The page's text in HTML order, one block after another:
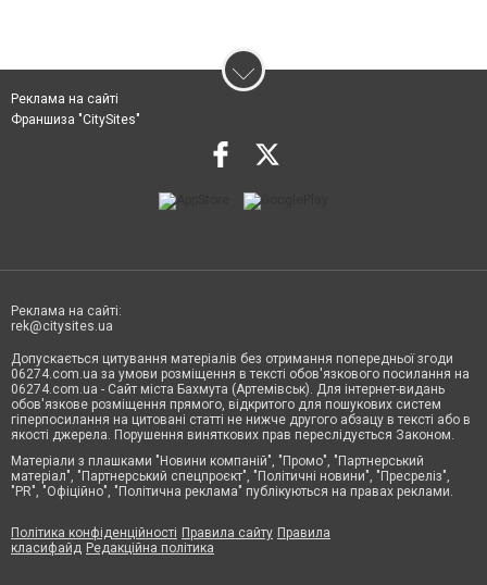
Реклама на сайті
Франшиза "CitySites"
Реклама на сайті:
rek@citysites.ua
Допускається цитування матеріалів без отримання попередньої згоди
06274.com.ua за умови розміщення в тексті обов'язкового посилання на
06274.com.ua - Сайт міста Бахмута (Артемівськ). Для інтернет-видань
обов'язкове розміщення прямого, відкритого для пошукових систем
гіперпосилання на цитовані статті не нижче другого абзацу в тексті або в
якості джерела. Порушення виняткових прав переслідується Законом.
Матеріали з плашками "Новини компаній", "Промо", "Партнерський
матеріал", "Партнерський спецпроєкт", "Політичні новини", "Пресреліз",
"PR", "Офіційно", "Політична реклама" публікуються на правах реклами.
Політика конфіденційності Правила сайту Правила
класифайд Редакційна політика